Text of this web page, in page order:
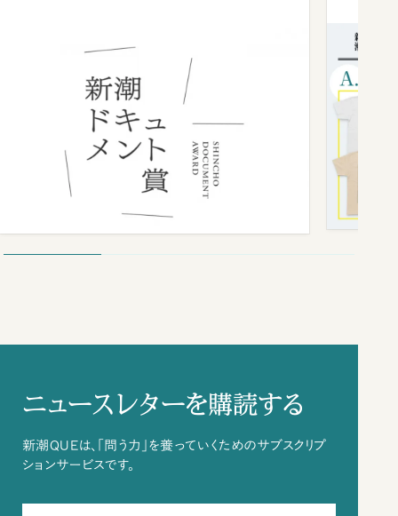
ニュースレターを購読する
新潮QUEは、「問う力」を養っていくためのサブスクリプ
ションサービスです。